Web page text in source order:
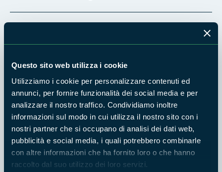
Questo sito web utilizza i cookie
Utilizziamo i cookie per personalizzare contenuti ed
annunci, per fornire funzionalità dei social media e per
analizzare il nostro traffico. Condividiamo inoltre
informazioni sul modo in cui utilizza il nostro sito con i
nostri partner che si occupano di analisi dei dati web,
pubblicità e social media, i quali potrebbero combinarle
con altre informazioni che ha fornito loro o che hanno
raccolto dal suo utilizzo dei loro servizi.
COMUNICATO STAMPA "Parchi: sport,
sviluppo sostenibile delle Valli del Salto e del
Turano"
22 SET 2015 - RISERVA NATURALE MONTE NAVEGNA E
Comunicato stampa: Prende corpo il primo
sistema di ippovia nella Riserva Naturale dei
Monti Navegna e Cervia